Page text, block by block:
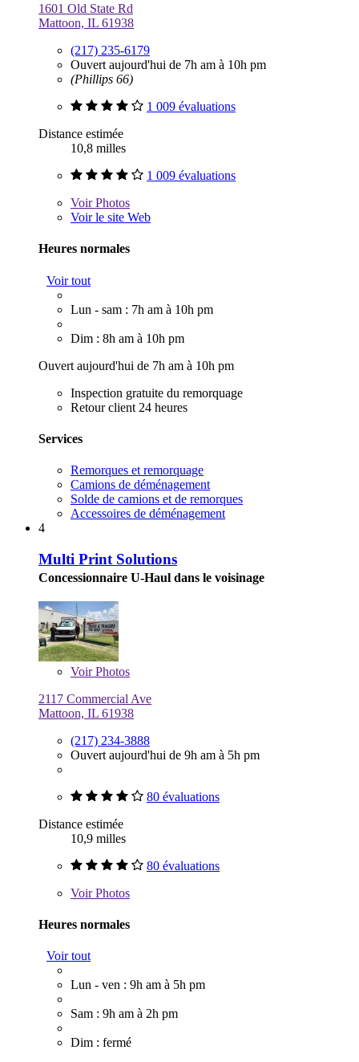
1601 Old State Rd
Mattoon, IL 61938
(217) 235-6179
Ouvert aujourd'hui de 7h am à 10h pm
(Phillips 66)
1 009 évaluations
Distance estimée
10,8 milles
1 009 évaluations
VoirPhotos
Voir le site Web
Heures normales
Voir tout
Lun - sam : 7h am à 10h pm
Dim : 8h am à 10h pm
Ouvert aujourd'hui de 7h am à 10h pm
Inspection gratuite du remorquage
Retour client 24 heures
Services
Remorques et remorquage
Camions de déménagement
Solde de camions et de remorques
Accessoires de déménagement
4
Multi Print Solutions
Concessionnaire U-Haul dans le voisinage
VoirPhotos
2117 Commercial Ave
Mattoon, IL 61938
(217) 234-3888
Ouvert aujourd'hui de 9h am à 5h pm
80 évaluations
Distance estimée
10,9 milles
80 évaluations
VoirPhotos
Heures normales
Voir tout
Lun - ven : 9h am à 5h pm
Sam : 9h am à 2h pm
Dim : fermé